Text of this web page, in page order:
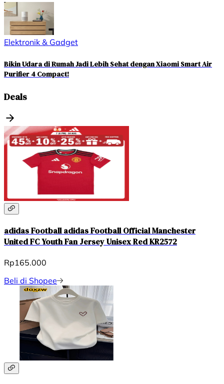
Elektronik & Gadget
Bikin Udara di Rumah Jadi Lebih Sehat dengan Xiaomi Smart Air
Purifier 4 Compact!
Deals
adidas Football adidas Football Official Manchester
United FC Youth Fan Jersey Unisex Red KR2572
Rp165.000
Beli di Shopee